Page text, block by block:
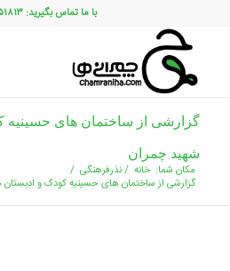
با ما تماس بگیرید: ۰۲۱۳۳۵۵۱۸۱۳
گزارشی از ساختمان های حسینیه
شهید چمران
مکان شما: خانه /نذرفرهنگی /
گزارشی از ساختمان های حسینیه کودک و